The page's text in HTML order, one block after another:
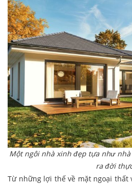
Một ngôi nhà xinh đẹp tựa như
ra đời
Từ những lợi thế về mặt ngoại thất